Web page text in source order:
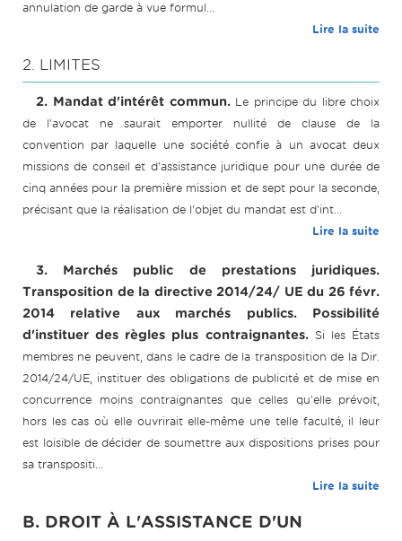
annulation de garde à vue formul...
Lire la suite
2. LIMITES
2. Mandat d'intérêt commun. Le principe du libre choix
de l'avocat ne saurait emporter nullité de clause de la
convention par laquelle une société confie à un avocat deux
missions de conseil et d'assistance juridique pour une durée de
cinq années pour la première mission et de sept pour la seconde,
précisant que la réalisation de l'objet du mandat est d'int...
Lire la suite
3. Marchés public de prestations juridiques.
Transposition de la directive 2014/24/ UE du 26 févr.
2014 relative aux marchés publics. Possibilité
d'instituer des règles plus contraignantes. Si les États
membres ne peuvent, dans le cadre de la transposition de la Dir.
2014/24/UE, instituer des obligations de publicité et de mise en
concurrence moins contraignantes que celles qu'elle prévoit,
hors les cas où elle ouvrirait elle-même une telle faculté, il leur
est loisible de décider de soumettre aux dispositions prises pour
sa transpositi...
Lire la suite
B. DROIT À L'ASSISTANCE D'UN